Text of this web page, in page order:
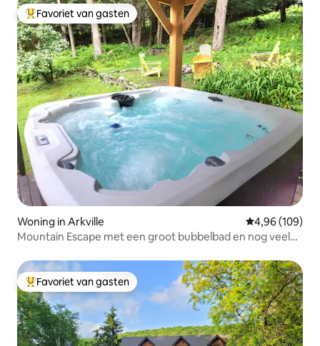
Topfavoriet van gasten
Favoriet van gasten
Woning in Arkville Gemiddelde
4,96 (109)
Mountain Escape met een groot bubbelbad en nog veel
Topfavoriet van gasten
Favoriet van gasten